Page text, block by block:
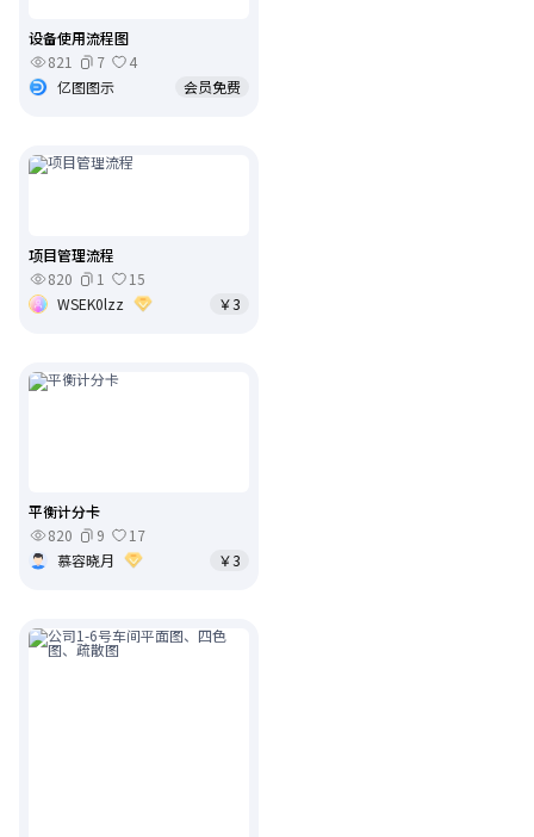
设备使用流程图
821
7
4
亿图图示
会员免费
项目管理流程
820
1
15
WSEK0lzz
￥3
平衡计分卡
820
9
17
慕容晓月
￥3